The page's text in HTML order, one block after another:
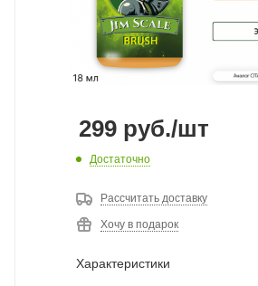
299 руб./шт
Достаточно
Рассчитать доставку
Хочу в подарок
Характеристики